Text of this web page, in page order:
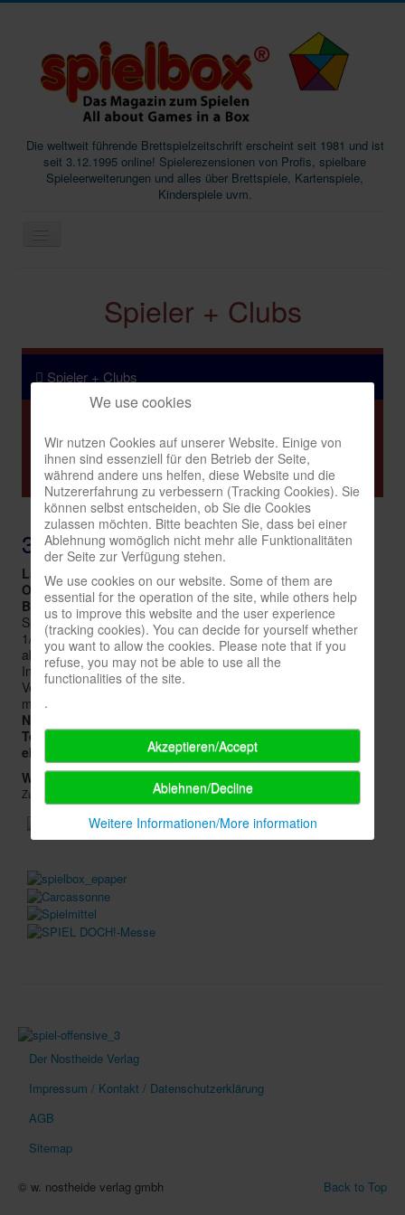
Die weltweit führende Brettspielzeitschrift erscheint seit 1981 und ist
seit 3.12.1995 online! Spielerezensionen von Profis, spielbare
Spieleerweiterungen und alles über Brettspiele, Kartenspiele,
Kinderspiele uvm.
Podcast
SpieleMag
Shop
Download spielbox Special 2025
Newsletter
Spieledatenbank
Premium login
Neuheiten-New Games
Köpfe-Heads
Preise-Awards
Branchen-/Wirtschaftsnews
Crowdfunding
Veranstaltungen-Events
In eigener Sache-On our own behalf
Spieler + Clubs
Spieler + Clubs
Suche
35037
Land:
Deutschland
Ort:Marburg
Beschreibung: Jeden Mittwoch ab 19.00 Uhr treffen sich
Spielerinnen und Spieler in der Spielebrücke, Ketzerbach 21
1/2, 353037 Marburg. Jede Menge Spiele sind vorhanden,
aktuelle Neuheiten werden von den Teilnehmern mitgebracht.
Informationen unter www.spielebruecke.de oder beim
Veranstalter Martin Wehnert unter der Mailadresse
mwehnert@gmx.de
Name:
Telefon (mit Vorwahl):0642151737
eMail:
Website:Website Title
Zu finden in:
Der Nostheide Verlag
Impressum / Kontakt / Datenschutzerklärung
AGB
Sitemap
Back to Top
© w. nostheide verlag gmbh
We use cookies
Wir nutzen Cookies auf unserer Website. Einige von
ihnen sind essenziell für den Betrieb der Seite,
während andere uns helfen, diese Website und die
Nutzererfahrung zu verbessern (Tracking Cookies). Sie
können selbst entscheiden, ob Sie die Cookies
zulassen möchten. Bitte beachten Sie, dass bei einer
Ablehnung womöglich nicht mehr alle Funktionalitäten
der Seite zur Verfügung stehen.
We use cookies on our website. Some of them are
essential for the operation of the site, while others help
us to improve this website and the user experience
(tracking cookies). You can decide for yourself whether
you want to allow the cookies. Please note that if you
refuse, you may not be able to use all the
functionalities of the site.
.
Akzeptieren/Accept
Ablehnen/Decline
Weitere Informationen/More information